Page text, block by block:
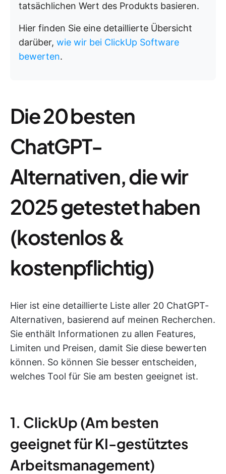
tatsächlichen Wert des Produkts basieren.
Hier finden Sie eine detaillierte Übersicht
darüber, wie wir bei ClickUp Software
bewerten.
Die 20 besten
ChatGPT-
Alternativen, die wir
2025 getestet haben
(kostenlos &
kostenpflichtig)
Hier ist eine detaillierte Liste aller 20 ChatGPT-
Alternativen, basierend auf meinen Recherchen.
Sie enthält Informationen zu allen Features,
Limiten und Preisen, damit Sie diese bewerten
können. So können Sie besser entscheiden,
welches Tool für Sie am besten geeignet ist.
1. ClickUp (Am besten
geeignet für KI-gestütztes
Arbeitsmanagement)